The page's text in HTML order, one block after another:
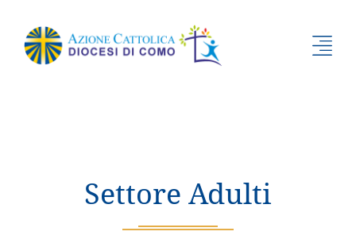
Settore Adulti